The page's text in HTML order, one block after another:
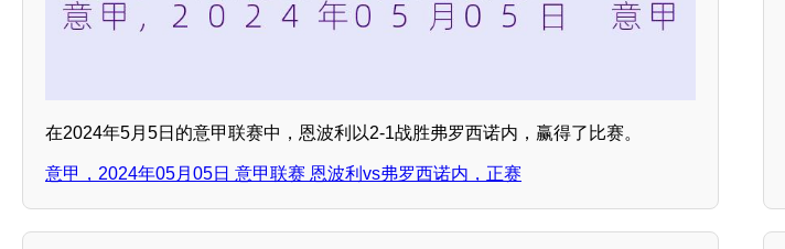
在2024年5月5日的意甲联赛中，恩波利以2-1战胜弗罗西诺内，赢得了比赛。
意甲，2024年05月05日 意甲联赛 恩波利vs弗罗西诺内，正赛